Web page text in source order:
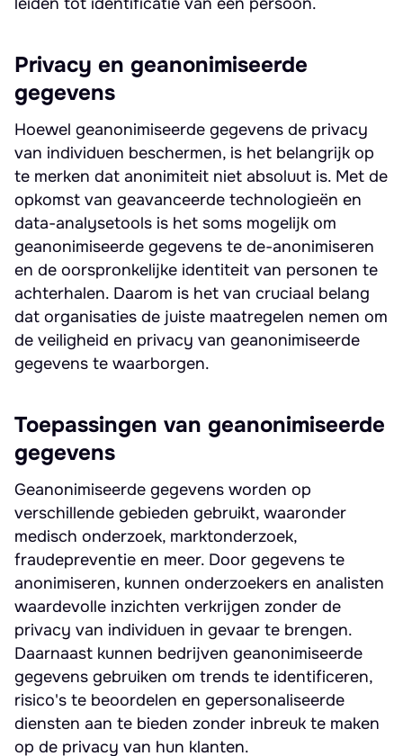
Privacy en geanonimiseerde
gegevens
Hoewel geanonimiseerde gegevens de privacy
van individuen beschermen, is het belangrijk op
te merken dat anonimiteit niet absoluut is. Met de
opkomst van geavanceerde technologieën en
data-analysetools is het soms mogelijk om
geanonimiseerde gegevens te de-anonimiseren
en de oorspronkelijke identiteit van personen te
achterhalen. Daarom is het van cruciaal belang
dat organisaties de juiste maatregelen nemen om
de veiligheid en privacy van geanonimiseerde
gegevens te waarborgen.
Toepassingen van geanonimiseerde
gegevens
Geanonimiseerde gegevens worden op
verschillende gebieden gebruikt, waaronder
medisch onderzoek, marktonderzoek,
fraudepreventie en meer. Door gegevens te
anonimiseren, kunnen onderzoekers en analisten
waardevolle inzichten verkrijgen zonder de
privacy van individuen in gevaar te brengen.
Daarnaast kunnen bedrijven geanonimiseerde
gegevens gebruiken om trends te identificeren,
risico's te beoordelen en gepersonaliseerde
diensten aan te bieden zonder inbreuk te maken
op de privacy van hun klanten.